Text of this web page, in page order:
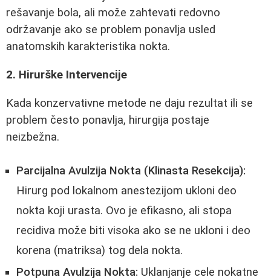
rešavanje bola, ali može zahtevati redovno
održavanje ako se problem ponavlja usled
anatomskih karakteristika nokta.
2. Hirurške Intervencije
Kada konzervativne metode ne daju rezultat ili se
problem često ponavlja, hirurgija postaje
neizbežna.
Parcijalna Avulzija Nokta (Klinasta Resekcija):
Hirurg pod lokalnom anestezijom ukloni deo
nokta koji urasta. Ovo je efikasno, ali stopa
recidiva može biti visoka ako se ne ukloni i deo
korena (matriksa) tog dela nokta.
Potpuna Avulzija Nokta: Uklanjanje cele nokatne